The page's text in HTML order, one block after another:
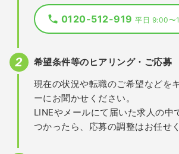
0120-512-919平日 9:00〜
希望条件等のヒアリング・ご応募
現在の状況や転職のご希望などを
ーにお聞かせください。
LINEやメールにて届いた求人の中
つかったら、応募の調整はお任せ